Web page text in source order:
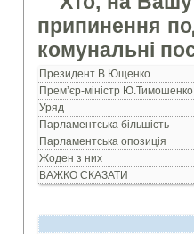
припинення
комунальні
Президент В.Ющенко
Прем’єр-міністр Ю.Тимошенко
Уряд
Парламентська більшість
Парламентська опозиція
Жоден з них
ВАЖКО СКАЗАТИ